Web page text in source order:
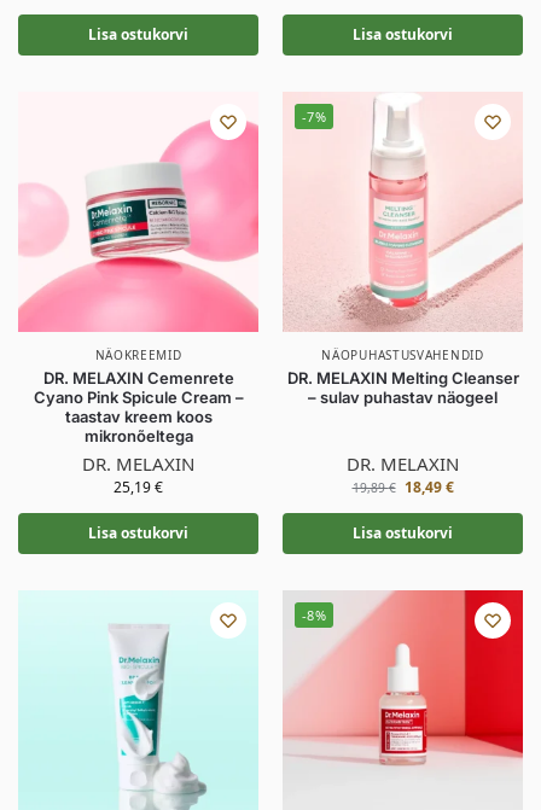
Lisa ostukorvi Lisa ostukorvi
NÄOKREEMID
DR. MELAXIN Cemenrete
Cyano Pink Spicule Cream –
taastav kreem koos
mikronõeltega
DR. MELAXIN
25,19€
Lisa ostukorvi
-7%
NÄOPUHASTUSVAHENDID
DR. MELAXIN Melting Cleanser
– sulav puhastav näogeel
DR. MELAXIN
19,89€ 18,49€
Lisa ostukorvi
-8%